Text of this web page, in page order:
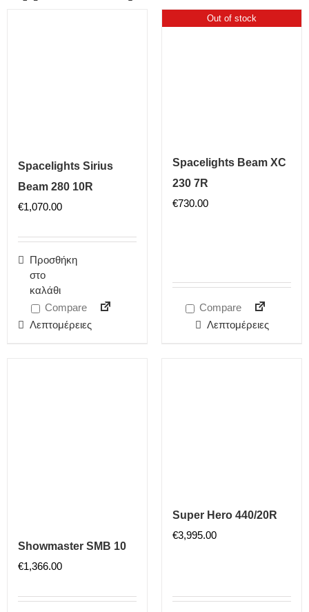
Spacelights Sirius
Beam 280 10R
€1,070.00
Προσθήκη
στο
καλάθι
Compare
Λεπτομέρειες
Out of stock
Spacelights Beam XC
230 7R
€730.00
Compare
Λεπτομέρειες
Showmaster SMB 10
€1,366.00
Super Hero 440/20R
€3,995.00